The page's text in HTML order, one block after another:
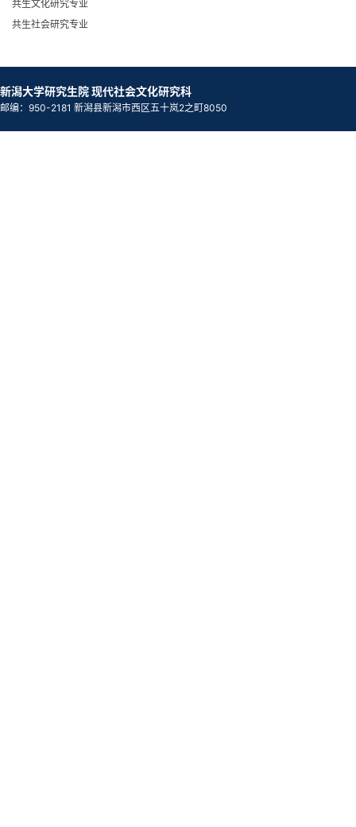
共生文化研究专业
共生社会研究专业
新潟大学研究生院 现代社会文化研究科
邮编：950-2181 新潟县新潟市西区五十岚2之町8050